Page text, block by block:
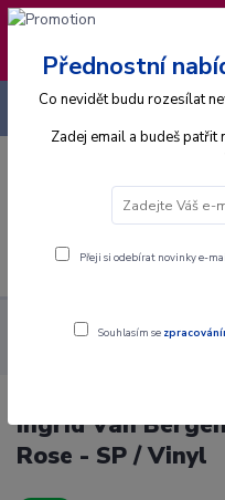
❣️ Od 4.8. do 13.8.
expedice
+420 725 736 293
Alba Gramodesky
Ingrid Van
Rose - SP / Vinyl
Přednostní
Co nevidět budu rozesílat
Zadej email a budeš patřit
Přeji si odebírat novinky e-
Souhlasím se